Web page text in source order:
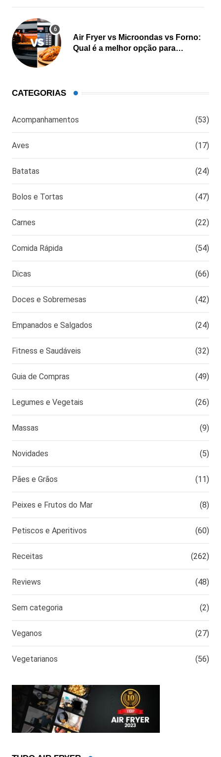
Air Fryer vs Microondas vs Forno:
Qual é a melhor opção para
CATEGORIAS
Acompanhamentos (53)
Aves (17)
Batatas (24)
Bolos e Tortas (47)
Carnes (22)
Comida Rápida (54)
Dicas (66)
Doces e Sobremesas (42)
Empanados e Salgados (24)
Fitness e Saudáveis (32)
Guia de Compras (49)
Legumes e Vegetais (26)
Massas (9)
Novidades (5)
Pães e Grãos (11)
Peixes e Frutos do Mar (8)
Petiscos e Aperitivos (60)
Receitas (262)
Reviews (48)
Sem categoria (2)
Veganos (27)
Vegetarianos (56)